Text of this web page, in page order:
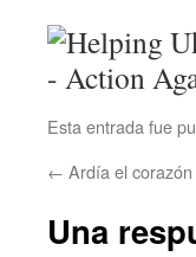
Esta entrada fue
← Ardía el corazón
Una